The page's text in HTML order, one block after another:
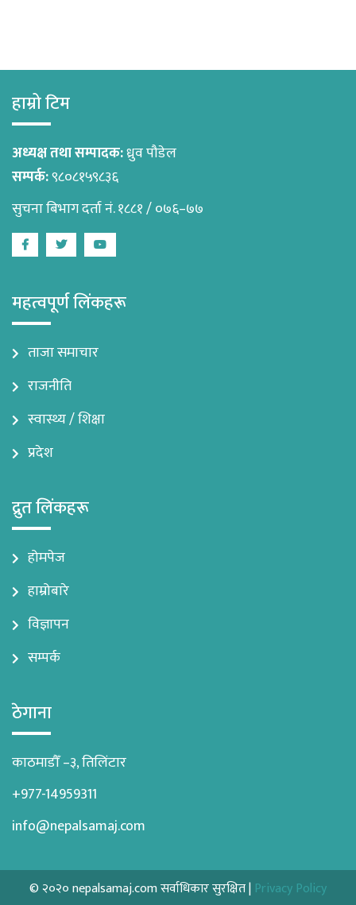
हाम्रो टिम
अध्यक्ष तथा सम्पादक:ध्रुव पौडेल
सम्पर्क:९८०८१५९८३६
सुचना बिभाग दर्ता नं. १८८१ / ०७६–७७
FacebookTwitterYoutube
महत्वपूर्ण लिंकहरू
ताजा समाचार
राजनीति
स्वास्थ्य / शिक्षा
प्रदेश
द्रुत लिंकहरू
होमपेज
हाम्रोबारे
विज्ञापन
सम्पर्क
ठेगाना
काठमाडौँ –३, तिलिंटार
+977-14959311
info@nepalsamaj.com
© २०२० nepalsamaj.com सर्वाधिकार सुरक्षित | Privacy Policy